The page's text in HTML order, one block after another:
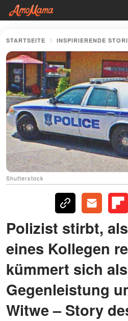
STARTSEITE INSPIRIERENDE
Shutterstock
Polizist stirbt,
eines Kollegen
kümmert sich als
Gegenleistung
Witwe – Story